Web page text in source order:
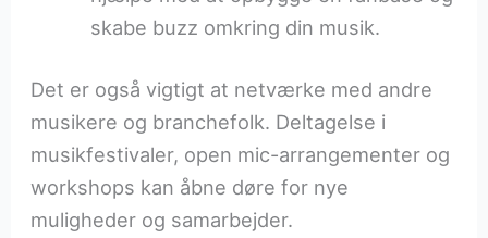
skabe buzz omkring din musik.
Det er også vigtigt at netværke med andre
musikere og branchefolk. Deltagelse i
musikfestivaler, open mic-arrangementer og
workshops kan åbne døre for nye
muligheder og samarbejder.